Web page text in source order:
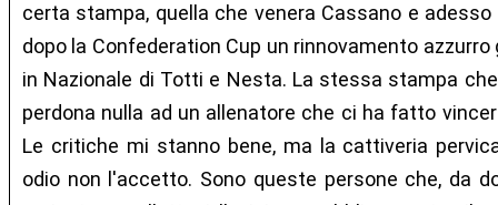
certa stampa, quella che venera Cassano e
dopo la Confederation Cup un rinnovamento
in Nazionale di Totti e Nesta. La stessa stampa
perdona nulla ad un allenatore che ci ha fatto
Le critiche mi stanno bene, ma la cattiveria
odio non l'accetto. Sono queste persone che, da